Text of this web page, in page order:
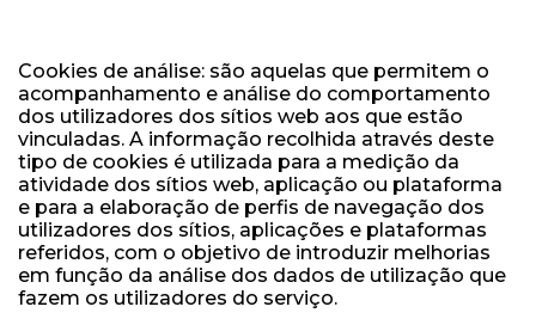
Cookies de análise: são aquelas que permitem o
acompanhamento e análise do comportamento
dos utilizadores dos sítios web aos que estão
vinculadas. A informação recolhida através deste
tipo de cookies é utilizada para a medição da
atividade dos sítios web, aplicação ou plataforma
e para a elaboração de perfis de navegação dos
utilizadores dos sítios, aplicações e plataformas
referidos, com o objetivo de introduzir melhorias
em função da análise dos dados de utilização que
fazem os utilizadores do serviço.